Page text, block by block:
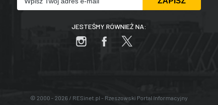
JESTEŚMY RÓWNIEŻ NA:
© 2000 - 2026 / RESinet.pl - Rzeszowski Portal Informacyjny